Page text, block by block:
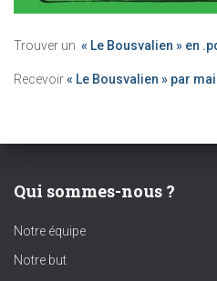
Trouver un « Le Bousvalien » en
Recevoir« Le Bousvalien » par mail
Qui sommes-nous ?
Notre équipe
Notre but